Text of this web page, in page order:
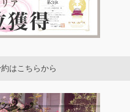
はこちらから